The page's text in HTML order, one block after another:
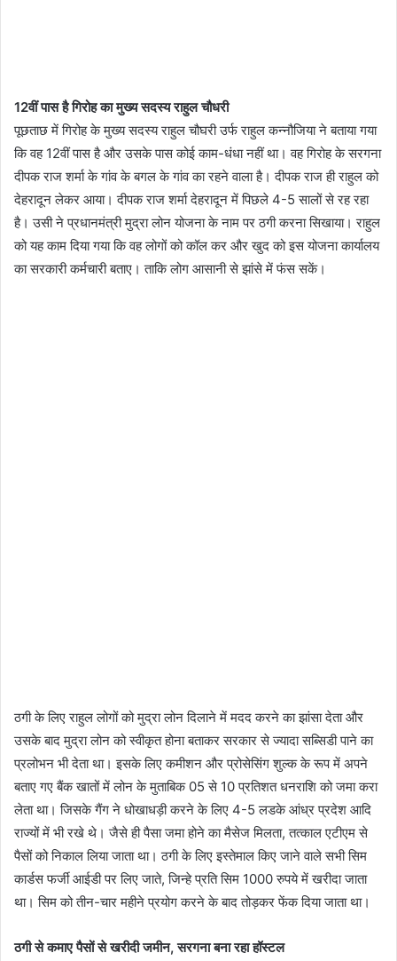
12वीं पास है गिरोह का मुख्य सदस्य राहुल चौधरी
पूछताछ में गिरोह के मुख्य सदस्य राहुल चौघरी उर्फ राहुल कन्नौजिया ने बताया गया
कि वह 12वीं पास है और उसके पास कोई काम-धंधा नहीं था। वह गिरोह के सरगना
दीपक राज शर्मा के गांव के बगल के गांव का रहने वाला है। दीपक राज ही राहुल को
देहरादून लेकर आया। दीपक राज शर्मा देहरादून में पिछले 4-5 सालों से रह रहा
है। उसी ने प्रधानमंत्री मुद्रा लोन योजना के नाम पर ठगी करना सिखाया। राहुल
को यह काम दिया गया कि वह लोगों को कॉल कर और खुद को इस योजना कार्यालय
का सरकारी कर्मचारी बताए। ताकि लोग आसानी से झांसे में फंस सकें।
ठगी के लिए राहुल लोगों को मुद्रा लोन दिलाने में मदद करने का झांसा देता और
उसके बाद मुद्रा लोन को स्वीकृत होना बताकर सरकार से ज्यादा सब्सिडी पाने का
प्रलोभन भी देता था। इसके लिए कमीशन और प्रोसेसिंग शुल्क के रूप में अपने
बताए गए बैंक खातों में लोन के मुताबिक 05 से 10 प्रतिशत धनराशि को जमा करा
लेता था। जिसके गैंग ने धोखाधड़ी करने के लिए 4-5 लडके आंध्र प्रदेश आदि
राज्यों में भी रखे थे। जैसे ही पैसा जमा होने का मैसेज मिलता, तत्काल एटीएम से
पैसों को निकाल लिया जाता था। ठगी के लिए इस्तेमाल किए जाने वाले सभी सिम
कार्डस फर्जी आईडी पर लिए जाते, जिन्हे प्रति सिम 1000 रुपये में खरीदा जाता
था। सिम को तीन-चार महीने प्रयोग करने के बाद तोड़कर फेंक दिया जाता था।
ठगी से कमाए पैसों से खरीदी जमीन, सरगना बना रहा हॉस्टल